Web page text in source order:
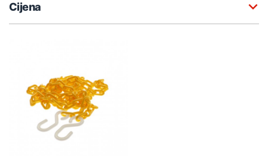
Cijena